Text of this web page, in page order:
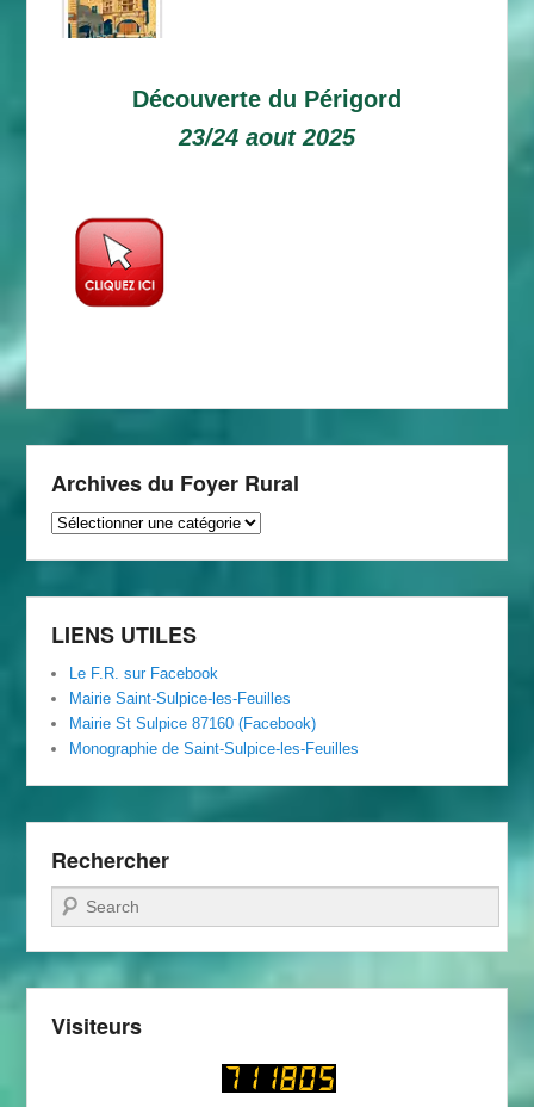
Découverte du Périgord
23/24 aout 2025
Archives du Foyer Rural
Archives
Rural
LIENS UTILES
Le F.R. sur Facebook
Mairie Saint-Sulpice-les-Feuilles
Mairie St Sulpice 87160 (Facebook)
Monographie de Saint-Sulpice-les-Feuilles
Rechercher
Recherche
Visiteurs